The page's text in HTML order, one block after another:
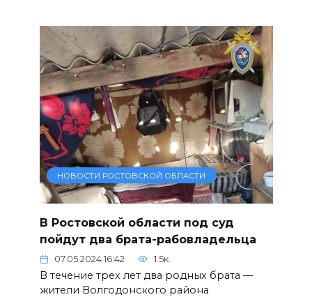
НОВОСТИ РОСТОВСКОЙ ОБЛАСТИ
В Ростовской области под суд
пойдут два брата-рабовладельца
07.05.2024 16:42 1.5к.
В течение трех лет два родных брата —
жители Волгодонского района